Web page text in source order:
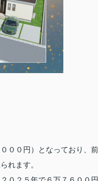
００円）となっており、前
れます。